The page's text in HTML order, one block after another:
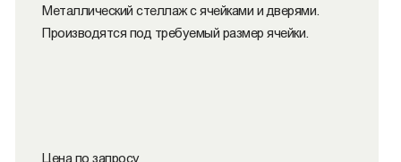
Металлический стеллаж с ячейками и дверями.
Производятся под требуемый размер ячейки.
Цена по запросу